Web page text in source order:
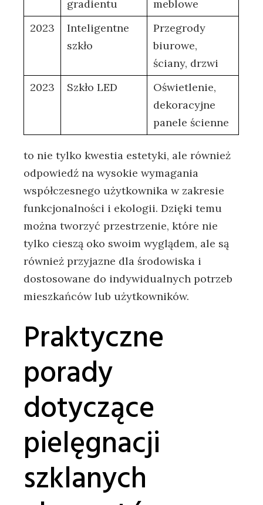
gradientu
meblowe
2023
Inteligentne
szkło
Przegrody
biurowe,
ściany, drzwi
2023
Szkło ⁢LED
Oświetlenie,
dekoracyjne
panele ścienne
to ​nie ‍tylko​ kwestia estetyki, ale również
odpowiedź na wysokie wymagania
współczesnego użytkownika w zakresie
funkcjonalności‍ i ekologii. ⁤Dzięki ⁢temu
można ​tworzyć przestrzenie, ⁢które nie
tylko cieszą oko swoim wyglądem, ale są
również przyjazne dla środowiska i‍
dostosowane do indywidualnych potrzeb⁢
mieszkańców lub użytkowników.
Praktyczne
porady
⁣dotyczące
pielęgnacji
szklanych